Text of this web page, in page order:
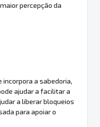
percepção da
incorpora a sabedoria,
ajudar a facilitar a
a liberar bloqueios
para apoiar o